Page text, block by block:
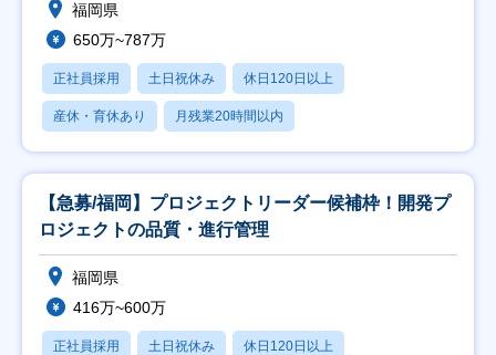
福岡県
650万~787万
正社員採用 土日祝休み 休日120日以上
産休・育休あり 月残業20時間以内
【急募/福岡】プロジェクトリーダー候補枠！開発プ
ロジェクトの品質・進行管理
福岡県
416万~600万
正社員採用 土日祝休み 休日120日以上